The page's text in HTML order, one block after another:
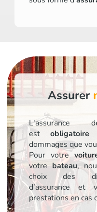
Assurer
est obligatoire
dommages que
Pour votre
votre bateau,
choix des
d’assurance et
prestations en cas